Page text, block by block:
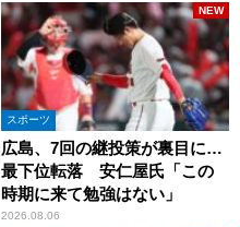
スポーツ
広島、7回の継投策が裏目に…
最下位転落 安仁屋氏「この
時期に来て勉強はない」
2026.08.06
NEW